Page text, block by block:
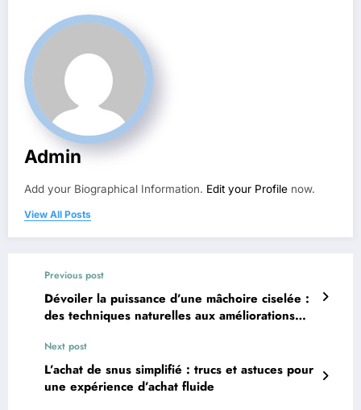
Admin
Add your Biographical Information. Edit your Profile now.
View All Posts
Previous post
Dévoiler la puissance d’une mâchoire ciselée :
des techniques naturelles aux améliorations
Next post
L’achat de snus simplifié : trucs et astuces pour
une expérience d’achat fluide